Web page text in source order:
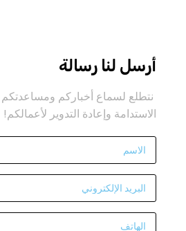
أرسل لنا رسالة
نتطلع لسماع أخباركم
الاستدامة وإعادة التدوير لأعمالكم!